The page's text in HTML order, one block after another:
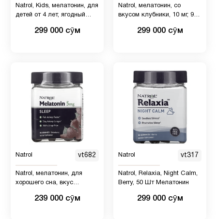
Natrol, Kids, мелатонин, для
детей от 4 лет, ягодный
конфет299 000 сӯм
Natrol, мелатонин, со
вкусом клубники, 10 мг, 90
299 000 сӯм
Natrol vt682
Natrol, мелатонин, для
хорошего сна, вкус
жевательных конфет
239 000 сӯм
Natrol vt317
Natrol, Relaxia, Night Calm,
Berry, 50 Шт Мелатонин
299 000 сӯм